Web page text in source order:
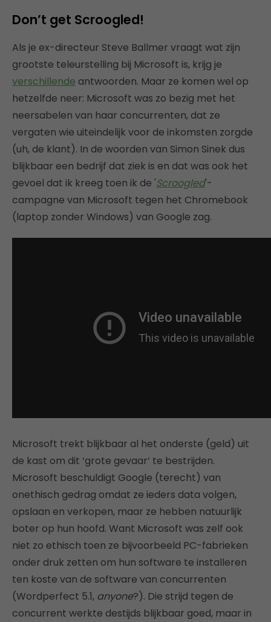
Don’t get Scroogled!
Als je ex-directeur Steve Ballmer vraagt wat zijn
grootste teleurstelling bij Microsoft is, krijg je
verschillende antwoorden. Maar ze komen wel op
hetzelfde neer: Microsoft was zo bezig met het
neersabelen van haar concurrenten, dat ze
vergaten wie uiteindelijk voor de inkomsten zorgde
(uh, de klant). In de woorden van Simon Sinek dus
blijkbaar een bedrijf dat ziek is en dat was ook het
gevoel dat ik kreeg toen ik de 'Scroogled'-
campagne van Microsoft tegen het Chromebook
(laptop zonder Windows) van Google zag.
Microsoft trekt blijkbaar al het onderste (geld) uit
de kast om dit ‘grote gevaar’ te bestrijden.
Microsoft beschuldigt Google (terecht) van
onethisch gedrag omdat ze ieders data volgen,
opslaan en verkopen, maar ze hebben natuurlijk
boter op hun hoofd. Want Microsoft was zelf ook
niet zo ethisch toen ze bijvoorbeeld PC-fabrieken
onder druk zetten om hun software te installeren
ten koste van de software van concurrenten
(Wordperfect 5.1, anyone?). Die strijd tegen de
concurrent werkte destijds blijkbaar goed, maar in